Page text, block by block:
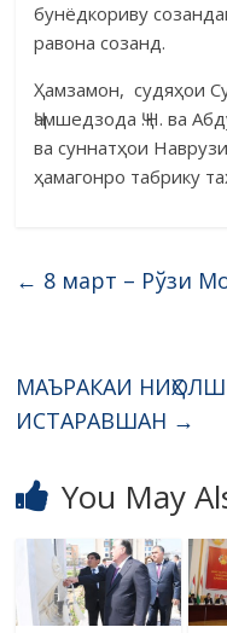
бунёдкориву
равона созанд.
Ҳамзамон, судяҳои
Ҷамшедзода Ҷ.Н. ва
ва суннатҳои
ҳамагонро табрику
← 8 март – Рўзи
МАЪРАКАИ
ИСТАРАВШАН →
You May